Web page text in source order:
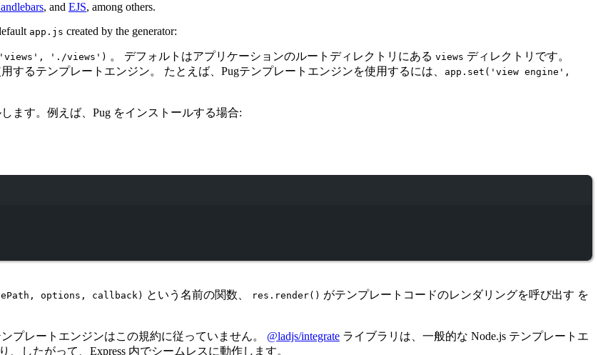
, and EJS, among others.
app.js created by the generator:
'./views') 。 デフォルトはアプリケーションのルートディレクトリにある views ディレクトリです。
用するテンプレートエンジン。 たとえば、Pugテンプレートエンジンを使用するには、
app.set('view engine',
ます。例えば、Pug をインストールする場合:
options, callback) という名前の関数、 res.render() がテンプレートコードのレンダリングを呼び出す を
プレートエンジンはこの規約に従っていません。 @ladjs/integrate ライブラリは、一般的な Node.js テンプレートエ
したがって、Express 内でシームレスに動作します。